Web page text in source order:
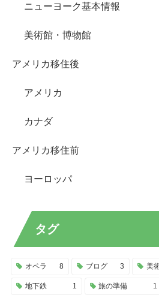
ニューヨーク基本情報
美術館・博物館
アメリカ移住後
アメリカ
カナダ
アメリカ移住前
ヨーロッパ
タグ
オペラ 8 ブログ 3 美
地下鉄 1 旅の準備 1